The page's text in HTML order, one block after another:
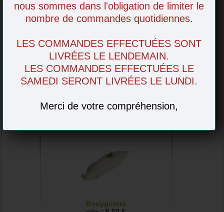
nous sommes dans l'obligation de limiter le
nombre de commandes quotidiennes.
LES COMMANDES EFFECTUÉES SONT
LIVRÉES LE LENDEMAIN.
LES COMMANDES EFFECTUÉES LE
SAMEDI SERONT LIVRÉES LE LUNDI.
Merci de votre compréhension,
Pérail du Larzac
prix : 3,90 €
Provenance Détails Panier
Bouyguette